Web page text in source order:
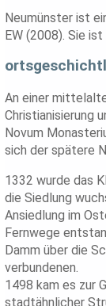
Neumünster ist
EW (2008). Sie
An einer
Christianisierung
Novum
sich der spätere
1332 wurde das
die Siedlung
Ansiedlung im
Fernwege
Damm über die
verbundenen.
1498 kam es zur
stadtähnlicher